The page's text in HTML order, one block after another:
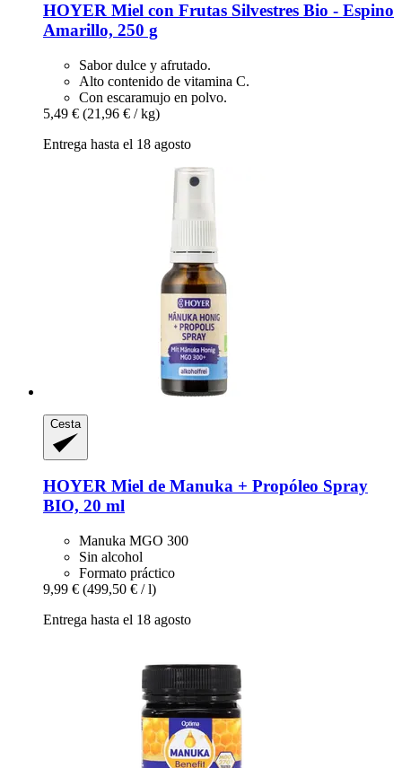
HOYER Miel con Frutas Silvestres Bio -​ Espino
Amarillo, 250 g
Sabor dulce y afrutado.
Alto contenido de vitamina C.
Con escaramujo en polvo.
5,49 € (21,96 € / kg)
Entrega hasta el 18 agosto
Cesta
HOYER Miel de Manuka + Propóleo Spray
BIO, 20 ml
Manuka MGO 300
Sin alcohol
Formato práctico
9,99 € (499,50 € / l)
Entrega hasta el 18 agosto